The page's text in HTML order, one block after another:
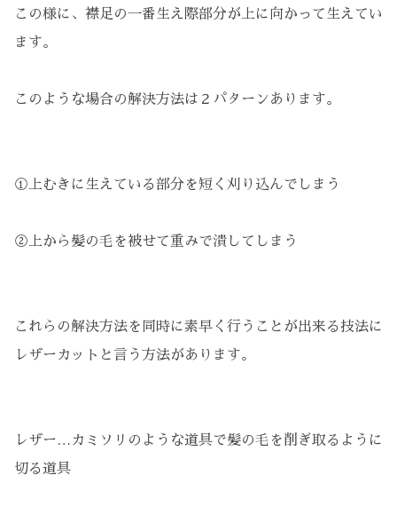
この様に、襟足の一番生え際部分が上に向かって生えてい
ます。
このような場合の解決方法は２パターンあります。
①上むきに生えている部分を短く刈り込んでしまう
②上から髪の毛を被せて重みで潰してしまう
これらの解決方法を同時に素早く行うことが出来る技法に
レザーカットと言う方法があります。
レザー…カミソリのような道具で髪の毛を削ぎ取るように
切る道具